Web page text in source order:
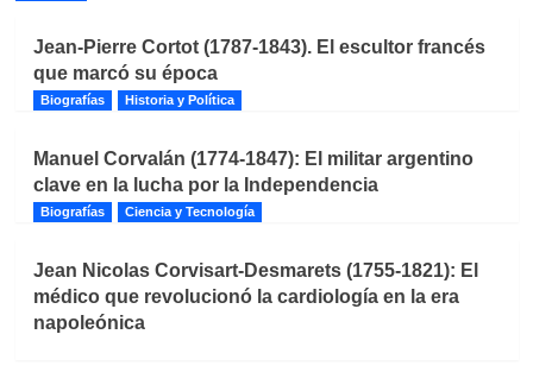
Jean-Pierre Cortot (1787-1843). El escultor francés
que marcó su época
Biografías Historia y Política
Manuel Corvalán (1774-1847): El militar argentino
clave en la lucha por la Independencia
Biografías Ciencia y Tecnología
Jean Nicolas Corvisart-Desmarets (1755-1821): El
médico que revolucionó la cardiología en la era
napoleónica